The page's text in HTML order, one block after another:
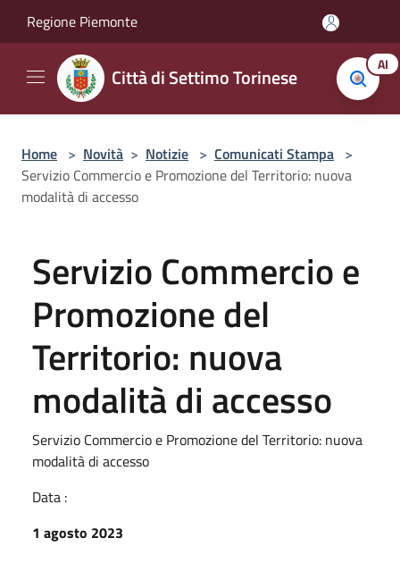
Regione Piemonte
Città di Settimo Torinese AI
Home > Novità > Notizie > Comunicati Stampa >
Servizio Commercio e Promozione del Territorio: nuova
modalità di accesso
Servizio Commercio e
Promozione del
Territorio: nuova
modalità di accesso
Servizio Commercio e Promozione del Territorio: nuova
modalità di accesso
Data :
1 agosto 2023